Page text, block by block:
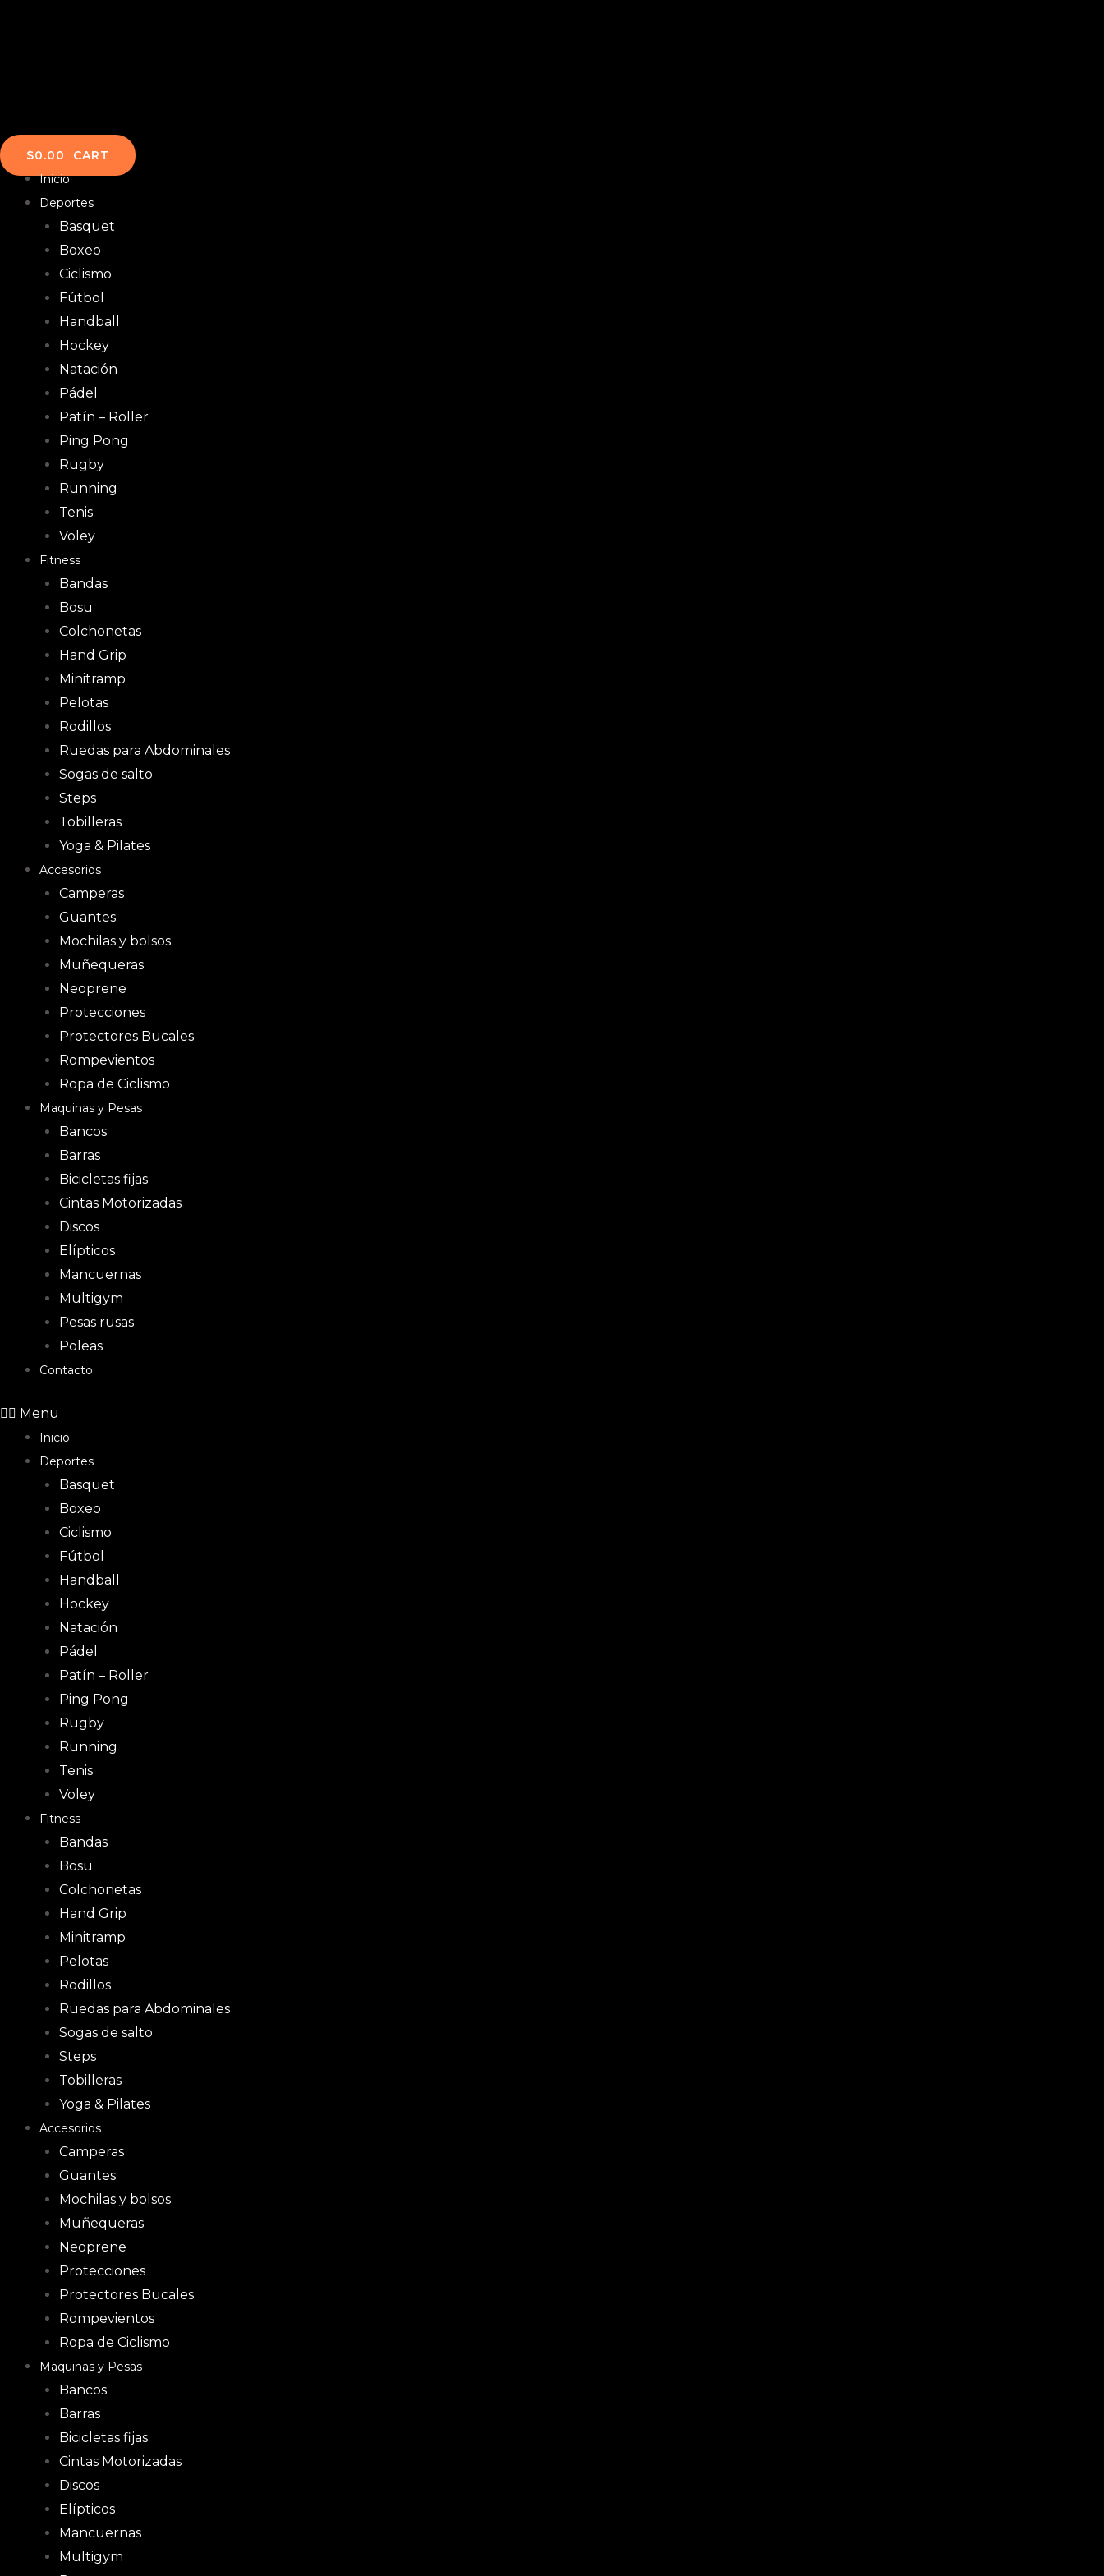
$0.00
CART
Inicio
Deportes
Basquet
Boxeo
Ciclismo
Fútbol
Handball
Hockey
Natación
Pádel
Patín – Roller
Ping Pong
Rugby
Running
Tenis
Voley
Fitness
Bandas
Bosu
Colchonetas
Hand Grip
Minitramp
Pelotas
Rodillos
Ruedas para Abdominales
Sogas de salto
Steps
Tobilleras
Yoga & Pilates
Accesorios
Camperas
Guantes
Mochilas y bolsos
Muñequeras
Neoprene
Protecciones
Protectores Bucales
Rompevientos
Ropa de Ciclismo
Maquinas y Pesas
Bancos
Barras
Bicicletas fijas
Cintas Motorizadas
Discos
Elípticos
Mancuernas
Multigym
Pesas rusas
Poleas
Contacto
Menu
Inicio
Deportes
Basquet
Boxeo
Ciclismo
Fútbol
Handball
Hockey
Natación
Pádel
Patín – Roller
Ping Pong
Rugby
Running
Tenis
Voley
Fitness
Bandas
Bosu
Colchonetas
Hand Grip
Minitramp
Pelotas
Rodillos
Ruedas para Abdominales
Sogas de salto
Steps
Tobilleras
Yoga & Pilates
Accesorios
Camperas
Guantes
Mochilas y bolsos
Muñequeras
Neoprene
Protecciones
Protectores Bucales
Rompevientos
Ropa de Ciclismo
Maquinas y Pesas
Bancos
Barras
Bicicletas fijas
Cintas Motorizadas
Discos
Elípticos
Mancuernas
Multigym